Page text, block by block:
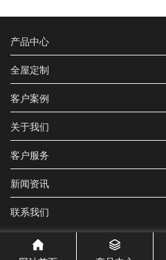
产品中心
全屋定制
客户案例
关于我们
客户服务
新闻资讯
联系我们